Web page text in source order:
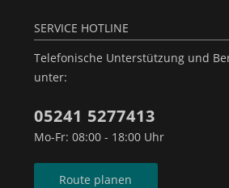
SERVICE HOTLINE
Telefonische Unterstützung und
unter:
05241 5277413
Mo-Fr: 08:00 - 18:00 Uhr
Route planen